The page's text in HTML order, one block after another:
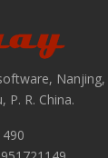
Nanjing,
P. R. China.